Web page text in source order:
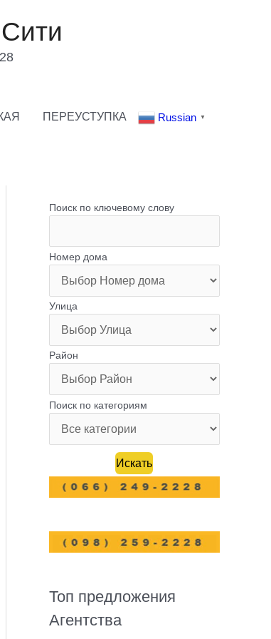
ПЕРЕУСТУПКА Russian ▼
Поиск по ключевому слову
Номер дома
Улица
Район
Поиск по категориям
Топ предложения
Агентства